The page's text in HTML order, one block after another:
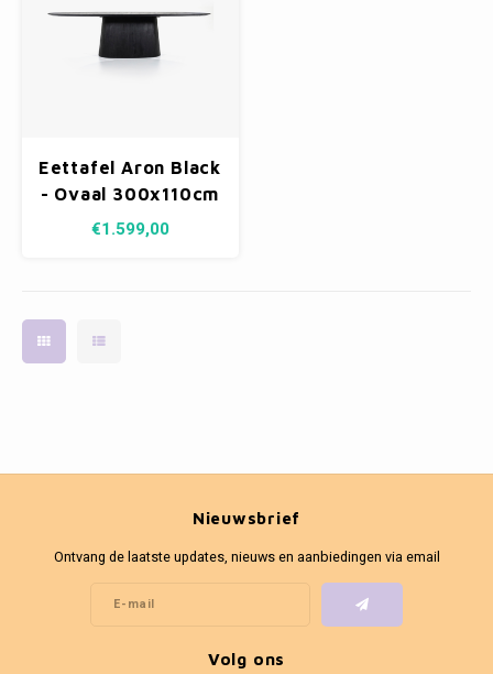
Eettafel Aron Black
- Ovaal 300x110cm
€1.599,00
Nieuwsbrief
Ontvang de laatste updates, nieuws en aanbiedingen via email
Volg ons